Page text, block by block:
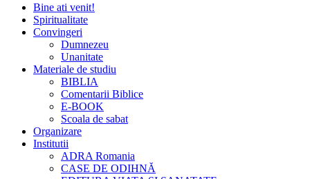
Bine ati venit!
Spiritualitate
Convingeri
Dumnezeu
Unanitate
Materiale de studiu
BIBLIA
Comentarii Biblice
E-BOOK
Scoala de sabat
Organizare
Institutii
ADRA Romania
CASE DE ODIHNĂ